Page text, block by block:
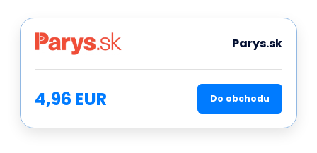
Parys.sk
4,96 EUR Do obchodu